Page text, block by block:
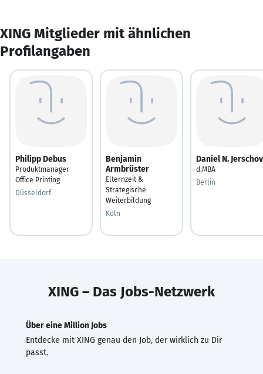
XING Mitglieder mit ähnlichen
Profilangaben
Philipp Debus
Produktmanager
Office Printing
Düsseldorf
Benjamin
Armbrüster
Elternzeit &
Strategische
Weiterbildung
Köln
Daniel N. Jerschov
d.MBA
Berlin
XING – Das Jobs-Netzwerk
Über eine Million Jobs
Entdecke mit XING genau den Job, der wirklich zu Dir
passt.